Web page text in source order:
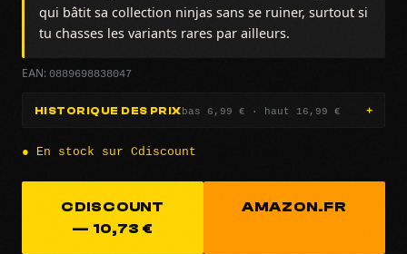
qui bâtit sa collection ninjas sans se ruiner, surtout si
tu chasses les variants rares par ailleurs.
EAN: 0889698838047
HISTORIQUE DES PRIXbas 6,99 € · haut 16,99 €
● En stock sur Cdiscount
CDISCOUNT
— 10,73 €
AMAZON.FR